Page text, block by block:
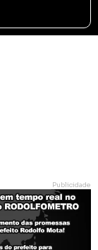
Publicidade